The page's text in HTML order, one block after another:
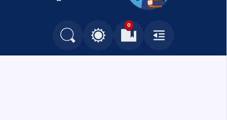
القائمة
0
العلامات المرجعيةالتغيير بين الوضع النهاري والداكن
البحث في المدونة